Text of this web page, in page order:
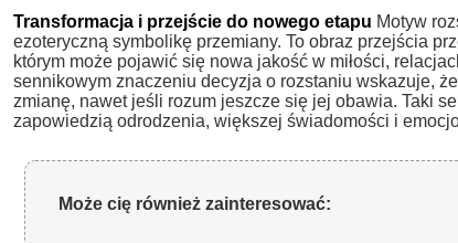
Transformacja i przejście do nowego etapu Motyw
ezoteryczną symbolikę przemiany. To obraz przejścia
którym może pojawić się nowa jakość w miłości,
sennikowym znaczeniu decyzja o rozstaniu wskazuje,
zmianę, nawet jeśli rozum jeszcze się jej obawia. Taki
zapowiedzią odrodzenia, większej świadomości i
Może cię również zainteresować: